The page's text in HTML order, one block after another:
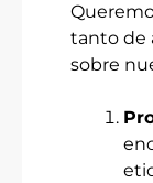
tanto de
sobre